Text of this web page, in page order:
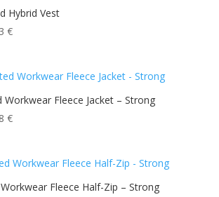
Hybrid Vest
€Fascia
da
84,25 €
Workwear Fleece Jacket – Strong
€Fascia
da
72,38 € Fleece Half-Zip – Strong